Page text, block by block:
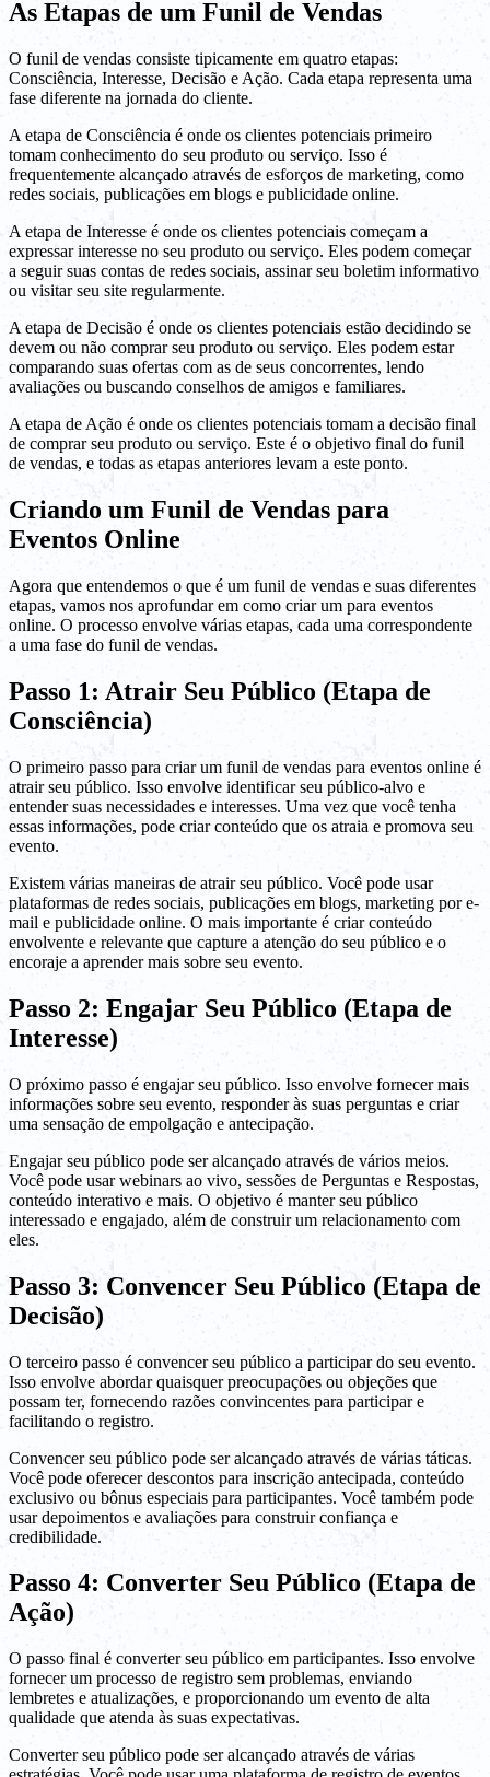
As Etapas de um Funil de Vendas
O funil de vendas consiste tipicamente em quatro etapas:
Consciência, Interesse, Decisão e Ação. Cada etapa representa uma
fase diferente na jornada do cliente.
A etapa de Consciência é onde os clientes potenciais primeiro
tomam conhecimento do seu produto ou serviço. Isso é
frequentemente alcançado através de esforços de marketing, como
redes sociais, publicações em blogs e publicidade online.
A etapa de Interesse é onde os clientes potenciais começam a
expressar interesse no seu produto ou serviço. Eles podem começar
a seguir suas contas de redes sociais, assinar seu boletim informativo
ou visitar seu site regularmente.
A etapa de Decisão é onde os clientes potenciais estão decidindo se
devem ou não comprar seu produto ou serviço. Eles podem estar
comparando suas ofertas com as de seus concorrentes, lendo
avaliações ou buscando conselhos de amigos e familiares.
A etapa de Ação é onde os clientes potenciais tomam a decisão final
de comprar seu produto ou serviço. Este é o objetivo final do funil
de vendas, e todas as etapas anteriores levam a este ponto.
Criando um Funil de Vendas para
Eventos Online
Agora que entendemos o que é um funil de vendas e suas diferentes
etapas, vamos nos aprofundar em como criar um para eventos
online. O processo envolve várias etapas, cada uma correspondente
a uma fase do funil de vendas.
Passo 1: Atrair Seu Público (Etapa de
Consciência)
O primeiro passo para criar um funil de vendas para eventos online é
atrair seu público. Isso envolve identificar seu público-alvo e
entender suas necessidades e interesses. Uma vez que você tenha
essas informações, pode criar conteúdo que os atraia e promova seu
evento.
Existem várias maneiras de atrair seu público. Você pode usar
plataformas de redes sociais, publicações em blogs, marketing por e-
mail e publicidade online. O mais importante é criar conteúdo
envolvente e relevante que capture a atenção do seu público e o
encoraje a aprender mais sobre seu evento.
Passo 2: Engajar Seu Público (Etapa de
Interesse)
O próximo passo é engajar seu público. Isso envolve fornecer mais
informações sobre seu evento, responder às suas perguntas e criar
uma sensação de empolgação e antecipação.
Engajar seu público pode ser alcançado através de vários meios.
Você pode usar webinars ao vivo, sessões de Perguntas e Respostas,
conteúdo interativo e mais. O objetivo é manter seu público
interessado e engajado, além de construir um relacionamento com
eles.
Passo 3: Convencer Seu Público (Etapa de
Decisão)
O terceiro passo é convencer seu público a participar do seu evento.
Isso envolve abordar quaisquer preocupações ou objeções que
possam ter, fornecendo razões convincentes para participar e
facilitando o registro.
Convencer seu público pode ser alcançado através de várias táticas.
Você pode oferecer descontos para inscrição antecipada, conteúdo
exclusivo ou bônus especiais para participantes. Você também pode
usar depoimentos e avaliações para construir confiança e
credibilidade.
Passo 4: Converter Seu Público (Etapa de
Ação)
O passo final é converter seu público em participantes. Isso envolve
fornecer um processo de registro sem problemas, enviando
lembretes e atualizações, e proporcionando um evento de alta
qualidade que atenda às suas expectativas.
Converter seu público pode ser alcançado através de várias